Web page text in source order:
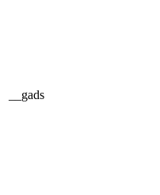
__gads